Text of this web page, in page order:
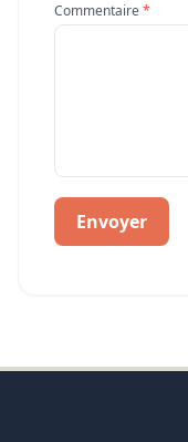
Commentaire*
Envoyer